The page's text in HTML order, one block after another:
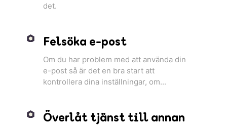
det.
Felsöka e-post
Om du har problem med att använda din
e-post så är det en bra start att
kontrollera dina inställningar, om...
Överlåt tjänst till annan